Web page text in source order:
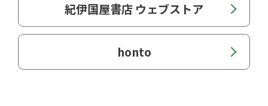
第３章 教育指導の本質と意義 教職の面白さ
と難しさ
第１節 教育とは？―教育の定義
紀伊国屋書店 ウェブストア
honto